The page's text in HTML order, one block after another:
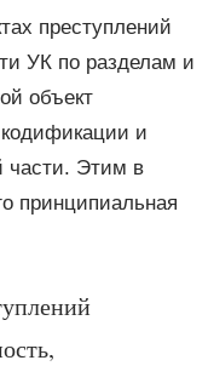
преступлений
УК по разделам и
объект
и
части. Этим в
принципиальная